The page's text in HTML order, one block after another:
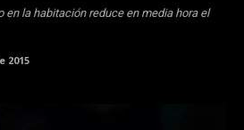
la habitación reduce en media hora el
2015